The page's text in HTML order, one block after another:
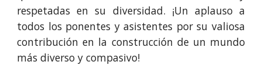
respetadas en su diversidad. ¡Un aplauso a
todos los ponentes y asistentes por su valiosa
contribución en la construcción de un mundo
más diverso y compasivo!